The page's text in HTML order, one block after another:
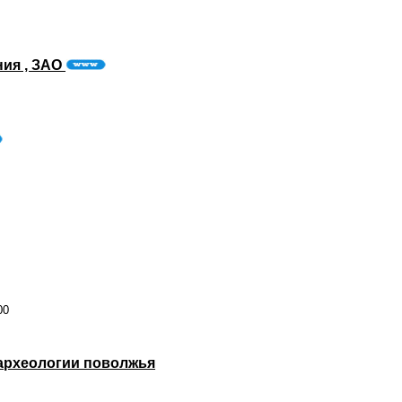
, ЗАО
поволжья